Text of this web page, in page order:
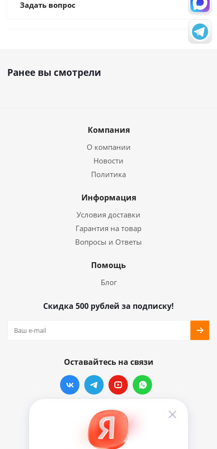
Задать вопрос
Ранее вы смотрели
Компания
О компании
Новости
Политика
Информация
Условия доставки
Гарантия на товар
Вопросы и Ответы
Помощь
Блог
Скидка 500 рублей за подписку!
Оставайтесь на связи
Наши контакты
info@vinylmarkt.ru